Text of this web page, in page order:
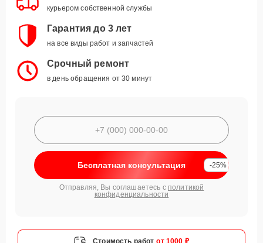
курьером собственной службы
Гарантия до 3 лет
на все виды работ и запчастей
Срочный ремонт
в день обращения от 30 минут
Бесплатная консультация -25%
Отправляя, Вы соглашаетесь с политикой
конфиденциальности
Стоимость работ от 1000 ₽